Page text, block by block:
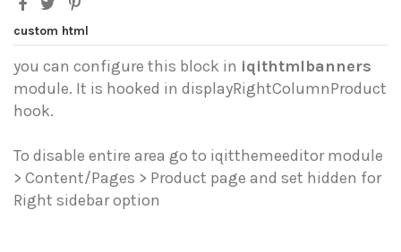
custom html
you can configure this block in iqithtmlbanners
module. It is hooked in displayRightColumnProduct
hook.
To disable entire area go to iqitthemeeditor module
> Content/Pages > Product page and set hidden for
Right sidebar option